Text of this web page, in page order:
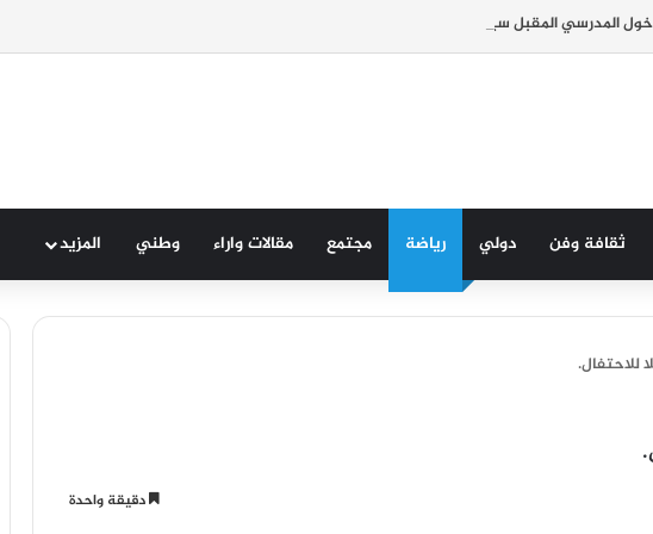
المدرسي المقبل سیتم في موعده الرسمي المحدد سلفا طبقا لمقتضیات المقرر الوزاري
ثقافة وفن دولي رياضة مجتمع مقالات واراء وطني المزيد
للاحتفال.
دقيقة واحدة